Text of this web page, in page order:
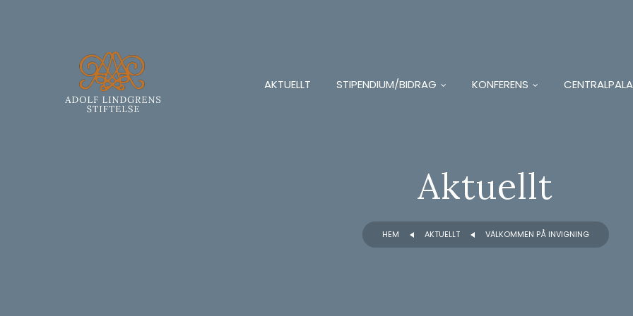
AKTUELLT STIPENDIUM/BIDRAG KONFERENS
Aktuellt
HEM AKTUELLT VÄLKOMMEN PÅ INVIGNING